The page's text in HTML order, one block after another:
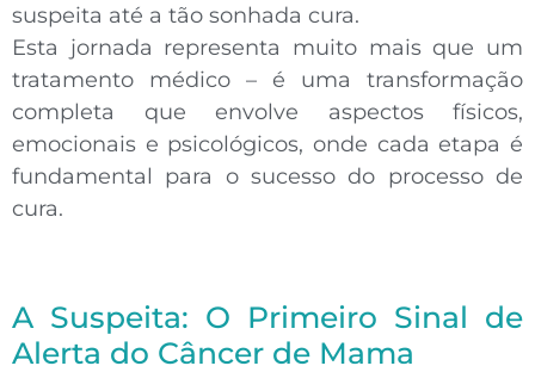
suspeita até a tão sonhada cura.
Esta jornada representa muito mais que um
tratamento médico – é uma transformação
completa que envolve aspectos físicos,
emocionais e psicológicos, onde cada etapa é
fundamental para o sucesso do processo de
cura.
A Suspeita: O Primeiro Sinal de
Alerta do Câncer de Mama